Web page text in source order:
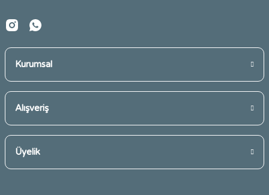
Kurumsal
Alışveriş
Üyelik